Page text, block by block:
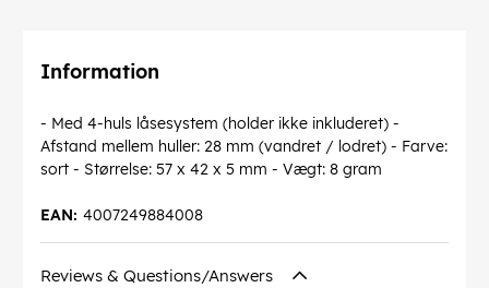
Information
- Med 4-huls låsesystem (holder ikke inkluderet) -
Afstand mellem huller: 28 mm (vandret / lodret) - Farve:
sort - Størrelse: 57 x 42 x 5 mm - Vægt: 8 gram
4007249884008
EAN:
Reviews & Questions/Answers